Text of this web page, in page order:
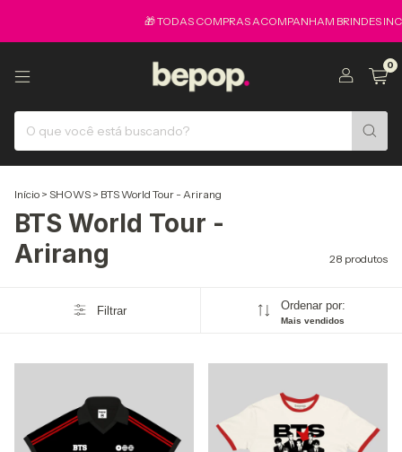
🎁 TODAS COMPRAS ACOMPANHAM BRINDES
0
Início > SHOWS > BTS World Tour - Arirang
BTS World Tour -
Arirang
28 produtos
Filtrar Ordenar por:
Mais vendidos